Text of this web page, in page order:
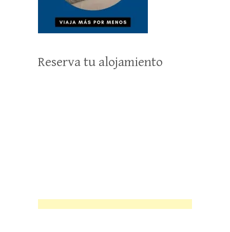
Reserva tu alojamiento